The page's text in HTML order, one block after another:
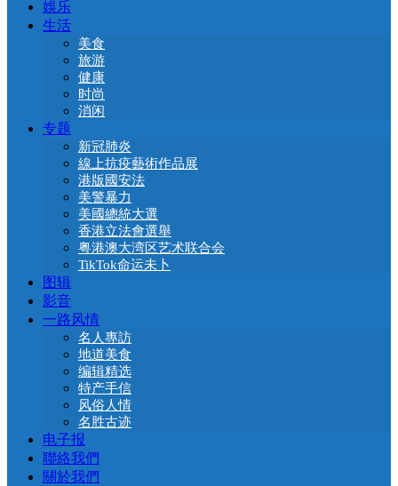
娛乐
生活
美食
旅游
健康
时尚
消闲
专题
新冠肺炎
線上抗疫藝術作品展
港版國安法
美警暴力
美國總統大選
香港立法會選舉
粤港澳大湾区艺术联合会
TikTok命运未卜
图辑
影音
一路风情
名人專訪
地道美食
编辑精选
特产手信
风俗人情
名胜古迹
电子报
聯絡我們
關於我們